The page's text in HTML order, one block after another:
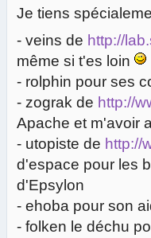
Je tiens
- veins de http://
même si t'es loin
- rolphin pour ses
- zograk de http://
Apache et m'avoir
- utopiste de http://
d'espace pour les
d'Epsylon
- ehoba pour son
- folken le déchu